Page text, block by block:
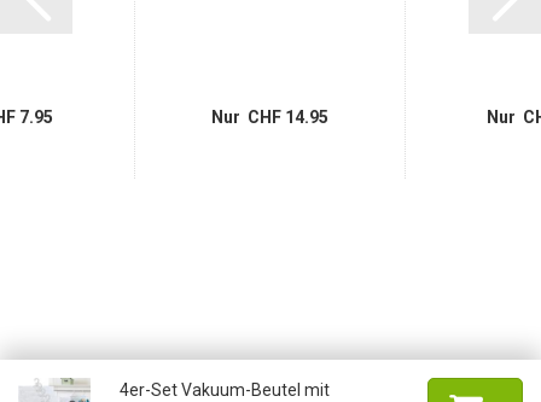
7.95 Nur CHF 14.95 Nur
4er-Set Vakuum-Beutel mit